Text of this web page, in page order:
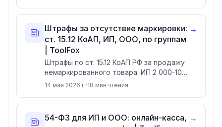
ФЗ-120 от 02.05.2026: ИП до 10 000 ₽,
ТН ВЭД 4011 10/20/40/70/80/90. Цена
кода 50 копеек. Подключение к
Честному ЗНАКу через УЦ ФНС.
Штрафы за отсутствие маркировки:
ст. 15.12 КоАП, ИП, ООО, по группам
| ToolFox
Штрафы по ст. 15.12 КоАП РФ за продажу
немаркированного товара: ИП 2 000-10
000 ₽, ООО 50 000-300 000 ₽ +
ужесточения: ООО 1 000 000-1 500 000
млн ₽, до 6 лет лишения свободы. С 1
14 мая 2026 г.·18 мин чтения
→
54-ФЗ для ИП и ООО: онлайн-касса, →